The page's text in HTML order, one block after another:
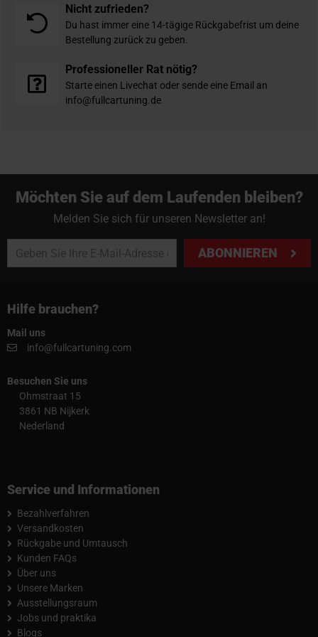
Nicht zufrieden?
Du hast immer eine 14-tägige Rückgabefrist um deine
Bestellung zurück zu geben.
Professioneller Rat nötig?
Starte einen Livechat oder sende eine Email an
info@fullcartuning.de
Möchten Sie auf dem Laufenden bleiben?
Melden Sie sich für unseren Newsletter an!
ABONNIEREN
Hilfe brauchen?
Mail uns
info@fullcartuning.com
Besuchen Sie uns
Ohmstraat 15
3861 NB Nijkerk
Nederland
Service und Informationen
Bezahlverfahren
Versandkosten
Rückgabe und Umtausch
Kunden FAQs
Über uns
Unsere Marken
Ausstellungsraum
Jobs und praktika
Blogs